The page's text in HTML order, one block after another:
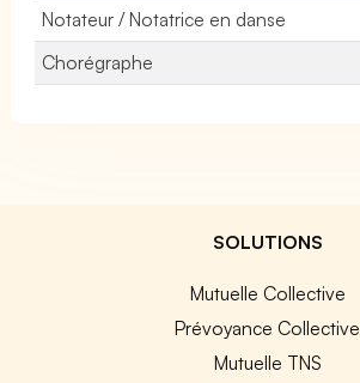
Notateur / Notatrice en danse
Chorégraphe
SOLUTIONS
Mutuelle Collective
Prévoyance Collective
Mutuelle TNS